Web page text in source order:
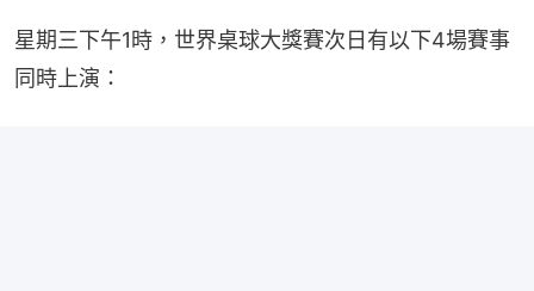
星期三下午1時，世界桌球大獎賽次日有以下4場賽事
同時上演：